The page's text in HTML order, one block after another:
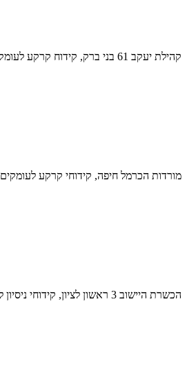
קהילת יעקב 61 בני ברק, קידוח קרקע לעומק 20 מטר כולל בדיקות SPT
מורדות הכרמל חיפה, קידוחי קרקע לעומקים 30-50 מטר
הכשרת היישוב 3 ראשון לציון, קידוחי ניסיון לעומקים 15, 18 מטר